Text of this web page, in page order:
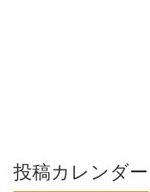
投稿カレンダー